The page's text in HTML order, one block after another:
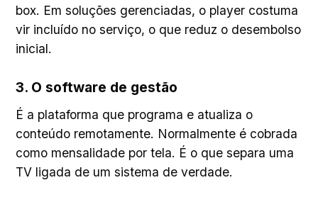
box. Em soluções gerenciadas, o player costuma
vir incluído no serviço, o que reduz o desembolso
inicial.
3. O software de gestão
É a plataforma que programa e atualiza o
conteúdo remotamente. Normalmente é cobrada
como mensalidade por tela. É o que separa uma
TV ligada de um sistema de verdade.